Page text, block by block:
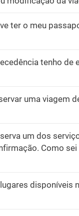
ter o meu
tenho de
uma viagem
um dos
Como
disponíveis